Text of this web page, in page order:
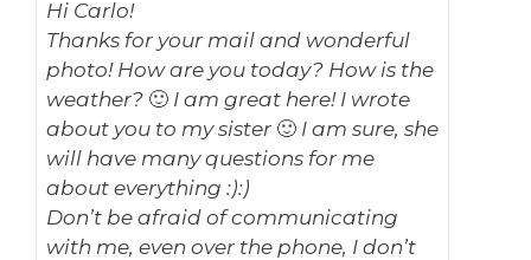
Hi Carlo!
Thanks for your mail and wonderful
photo! How are you today? How is the
weather? 🙂 I am great here! I wrote
about you to my sister 🙂 I am sure, she
will have many questions for me
about everything :):)
Don’t be afraid of communicating
with me, even over the phone, I don’t